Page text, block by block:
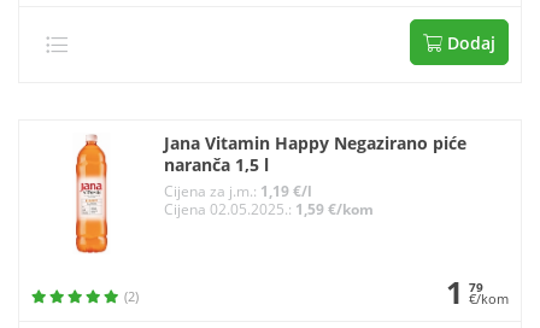
Dodaj
Jana Vitamin Happy Negazirano piće
naranča 1,5 l
Cijena za j.m.: 1,19 €/l
Cijena 02.05.2025.: 1,59 €/kom
(2) 1 79
€/kom